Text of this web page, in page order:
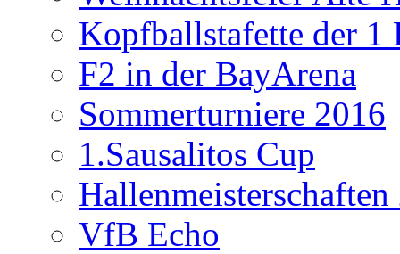
Kopfballstafette der 1
F2 in der BayArena
Sommerturniere 2016
1.Sausalitos Cup
Hallenmeisterschaften
VfB Echo